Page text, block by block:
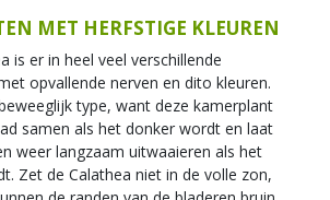
MET HERFSTIGE KLEUREN
is er in heel veel verschillende
opvallende nerven en dito kleuren.
type, want deze kamerplant
samen als het donker wordt en laat
weer langzaam uitwaaieren als het
Zet de Calathea niet in de volle zon,